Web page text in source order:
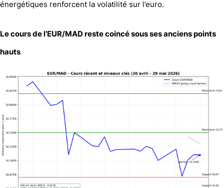
énergétiques renforcent la volatilité sur l’euro.
Le cours de l’EUR/MAD reste coincé sous ses anciens points
hauts